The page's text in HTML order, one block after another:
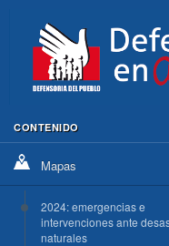
CONTENIDO
Mapas
2024: emergencias e
intervenciones ante
naturales